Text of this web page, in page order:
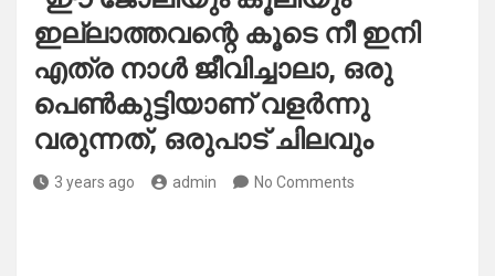
ഇല്ലാത്തവന്റെ കൂടെ നീ ഇനി
എത്ര നാൾ ജീവിച്ചാലാ, ഒരു
പെൺകുട്ടിയാണ് വളർന്നു
വരുന്നത്, ഒരുപാട് ചിലവും
3 years ago admin No Comments